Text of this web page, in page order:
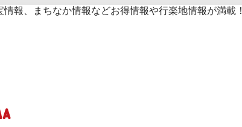
報、まちなか情報などお得情報や行楽地情報が満載！